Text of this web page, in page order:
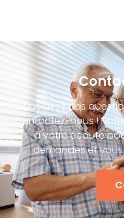
Vous avez des
Contactez-nous !
à votre écoute
demandes et vous